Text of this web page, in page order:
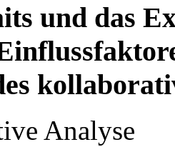
und das
Analyse